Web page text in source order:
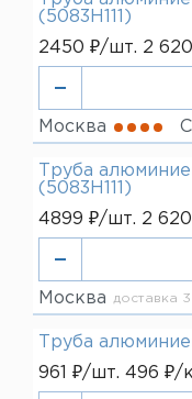
(5083H111)
2450 ₽/шт. 2
Москва
Труба
(5083H111)
4899 ₽/шт. 2 620
Москва доставка 3
Труба
961 ₽/шт. 496 ₽/